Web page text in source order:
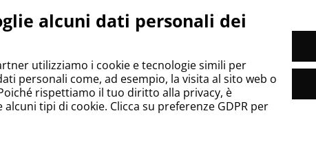
alcuni dati personali dei
utilizziamo i cookie e tecnologie simili per
personali come, ad esempio, la visita al sito web o
rispettiamo il tuo diritto alla privacy, è
tipi di cookie. Clicca su preferenze GDPR per